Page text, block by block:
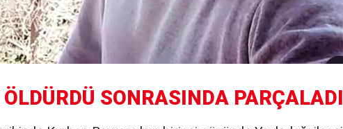
SONRASINDA PARÇALADI